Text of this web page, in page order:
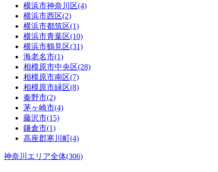
横浜市神奈川区(4)
横浜市西区(2)
横浜市都筑区(1)
横浜市青葉区(10)
横浜市鶴見区(31)
海老名市(1)
相模原市中央区(28)
相模原市南区(7)
相模原市緑区(8)
秦野市(2)
茅ヶ崎市(4)
藤沢市(15)
鎌倉市(1)
高座郡寒川町(4)
神奈川エリア全体(306)